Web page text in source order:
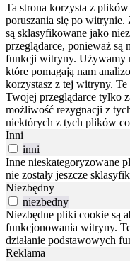
Ta strona korzysta z
poruszania się po witrynie.
są sklasyfikowane jako
przeglądarce, ponieważ są
funkcji witryny. Używamy
które pomagają nam
korzystasz z tej witryny. Te
Twojej przeglądarce tylko
możliwość rezygnacji z
niektórych z tych plików
Inni
inni
Inne nieskategoryzowane
nie zostały jeszcze
Niezbędny
niezbedny
Niezbędne pliki cookie są
funkcjonowania witryny.
działanie podstawowych
Reklama